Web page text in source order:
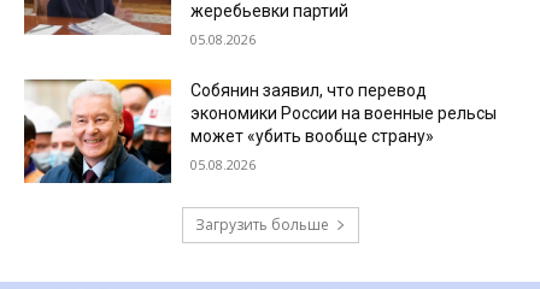
жеребьевки партий
05.08.2026
Собянин заявил, что перевод
экономики России на военные рельсы
может «убить вообще страну»
05.08.2026
Загрузить больше